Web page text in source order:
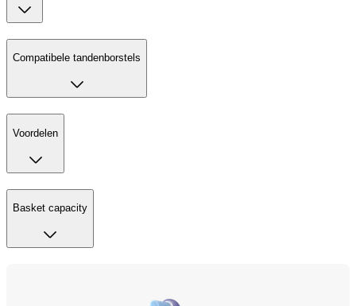
Compatibele tandenborstels
Voordelen
Basket capacity